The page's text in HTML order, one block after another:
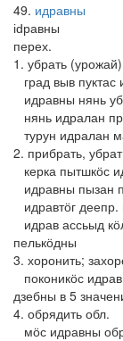
49 идравны
іԁравны
перех.
1. убрать (урожай)
град выв
идравны нянь
нянь идралан
турун идралан
2. прибрать,
керка пытшкӧс
идравны пызан
идравтӧг
идрав ассьыд
пелькӧдны
3. хоронить;
поконикӧс
дзебны в 5
4. обрядить обл.
мӧс идравны